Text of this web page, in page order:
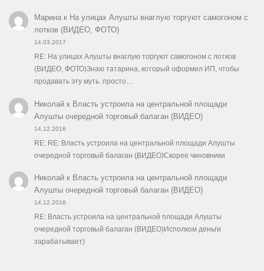
Маринак На улицах Алушты внаглую торгуют самогоном с
лотков (ВИДЕО, ФОТО)
14.03.2017
RE: На улицах Алушты внаглую торгуют самогоном с лотков
(ВИДЕО, ФОТО)Знаю татарина, который оформил ИП, чтобы
продавать эту муть. просто…
Николайк Власть устроила на центральной площади
Алушты очередной торговый балаган (ВИДЕО)
14.12.2016
RE: RE: Власть устроила на центральной площади Алушты
очередной торговый балаган (ВИДЕО)Скорее чиновники
Николайк Власть устроила на центральной площади
Алушты очередной торговый балаган (ВИДЕО)
14.12.2016
RE: Власть устроила на центральной площади Алушты
очередной торговый балаган (ВИДЕО)Исполком деньги
зарабатывает)